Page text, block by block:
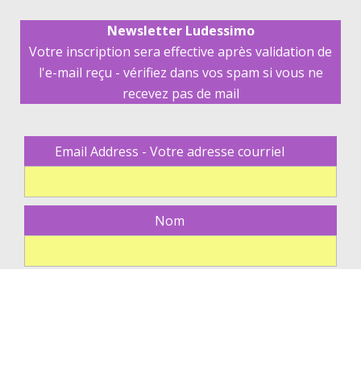
Newsletter Ludessimo
Votre inscription sera effective après validation de
l'e-mail reçu - vérifiez dans vos spam si vous ne
recevez pas de mail
Email Address - Votre adresse courriel
Nom